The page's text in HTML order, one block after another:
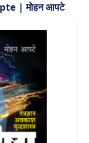
| मोहन आपटे